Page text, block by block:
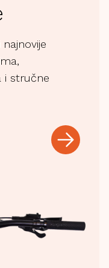
i stručne